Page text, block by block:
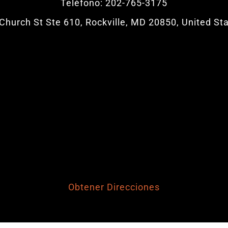
Teléfono: 202-765-3175
St Ste 610, Rockville, MD 20850, United
Obtener Direcciones